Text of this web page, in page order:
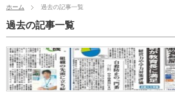
ホーム 過去の記事一覧
過去の記事一覧